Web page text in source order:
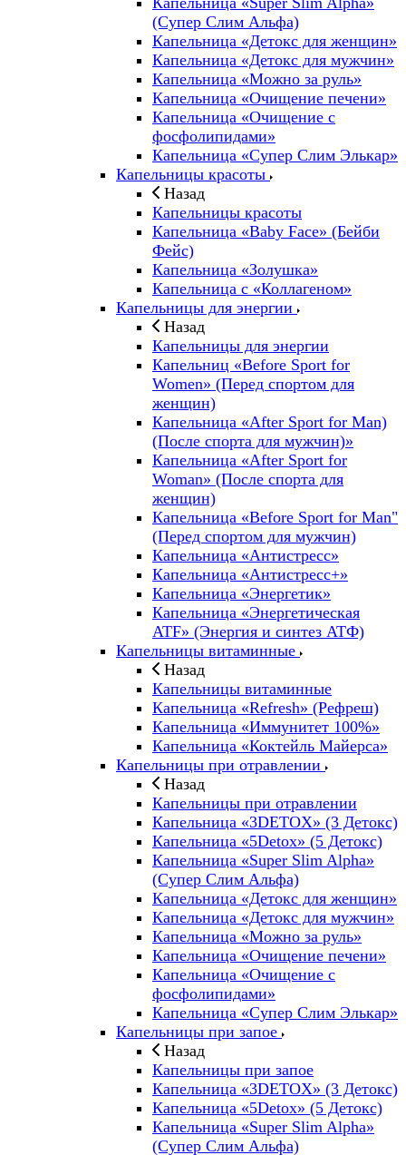
(Cупер Слим Альфа)
Капельница «Детокс для женщин»
Капельница «Детокс для мужчин»
Капельница «Можно за руль»
Капельница «Очищение печени»
Капельница «Очищение с
фосфолипидами»
Капельница «Супер Слим Элькар»
Капельницы красоты
Назад
Капельницы красоты
Капельница «Baby Face» (Бейби
Фейс)
Капельница «Золушка»
Капельница с «Коллагеном»
Капельницы для энергии
Назад
Капельницы для энергии
Капельниц «Before Sport for
Women» (Перед спортом для
женщин)
Капельница «After Sport for Man)
(После спорта для мужчин)»
Капельница «After Sport for
Woman» (После спорта для
женщин)
Капельница «Before Sport for Man"
(Перед спортом для мужчин)
Капельница «Антистресс»
Капельница «Антистресс+»
Капельница «Энергетик»
Капельница «Энергетическая
ATF» (Энергия и синтез АТФ)
Капельницы витаминные
Назад
Капельницы витаминные
Капельница «Refresh» (Рефреш)
Капельница «Иммунитет 100%»
Капельница «Коктейль Майерса»
Капельницы при отравлении
Назад
Капельницы при отравлении
Капельница «3DETOX» (3 Детокс)
Капельница «5Detox» (5 Детокс)
Капельница «Super Slim Alpha»
(Cупер Слим Альфа)
Капельница «Детокс для женщин»
Капельница «Детокс для мужчин»
Капельница «Можно за руль»
Капельница «Очищение печени»
Капельница «Очищение с
фосфолипидами»
Капельница «Супер Слим Элькар»
Капельницы при запое
Назад
Капельницы при запое
Капельница «3DETOX» (3 Детокс)
Капельница «5Detox» (5 Детокс)
Капельница «Super Slim Alpha»
(Cупер Слим Альфа)